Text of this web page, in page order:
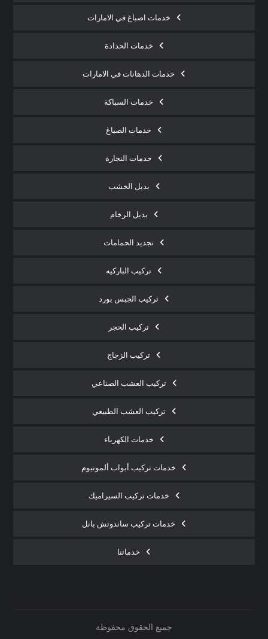
خدمات اصباغ في الامارات
خدمات الحدادة
خدمات الدهانات في الامارات
خدمات السباكة
خدمات الصباغ
خدمات النجارة
بديل الخشب
بديل الرخام
تجديد الحمامات
تركيب الباركيه
تركيب الجبس بورد
تركيب الحجر
تركيب الزجاج
تركيب العشب الصناعي
تركيب العشب الطبيعي
خدمات الكهرباء
خدمات تركيب أبواب ألمونيوم
خدمات تركيب السيراميك
خدمات تركيب ساندوتش بانل
خدماتنا
جميع الحقوق محفوظة